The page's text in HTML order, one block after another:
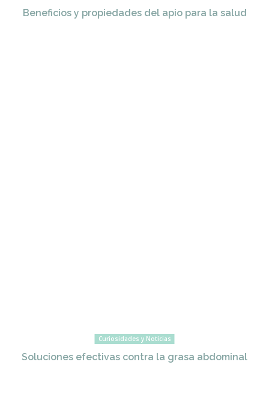
Beneficios y propiedades del apio para la salud
Curiosidades y Noticias
Soluciones efectivas contra la grasa abdominal